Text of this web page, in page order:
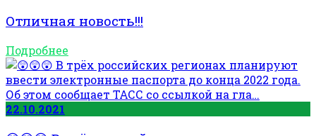
Отличная новость!!!
Подробнее
22.10.2021